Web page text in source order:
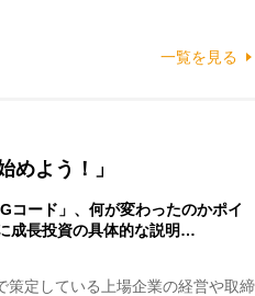
一覧を見る
めよう！」
コード」、何が変わったのかポイ
成長投資の具体的な説明…
定している上場企業の経営や取締